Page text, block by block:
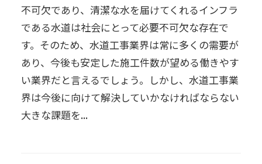
不可欠であり、清潔な水を届けてくれるインフラ
である水道は社会にとって必要不可欠な存在で
す。そのため、水道工事業界は常に多くの需要が
あり、今後も安定した施工件数が望める働きやす
い業界だと言えるでしょう。しかし、水道工事業
界は今後に向けて解決していかなければならない
大きな課題を...